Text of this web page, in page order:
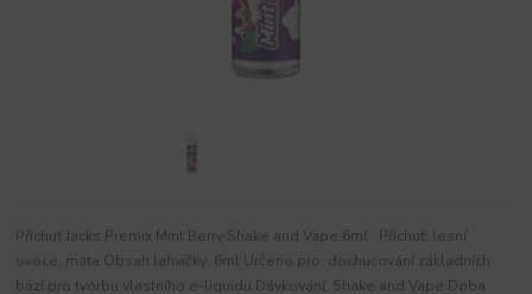
Příchuť Jacks Premix Mint Berry Shake and Vape 6ml Příchuť: lesní
ovoce, máta Obsah lahvičky: 6ml Určeno pro: dochucování základních
bází pro tvorbu vlastního e-liquidu Dávkování: Shake and Vape Doba